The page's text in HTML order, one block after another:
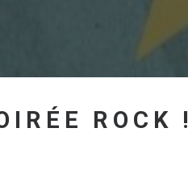
ROCK !